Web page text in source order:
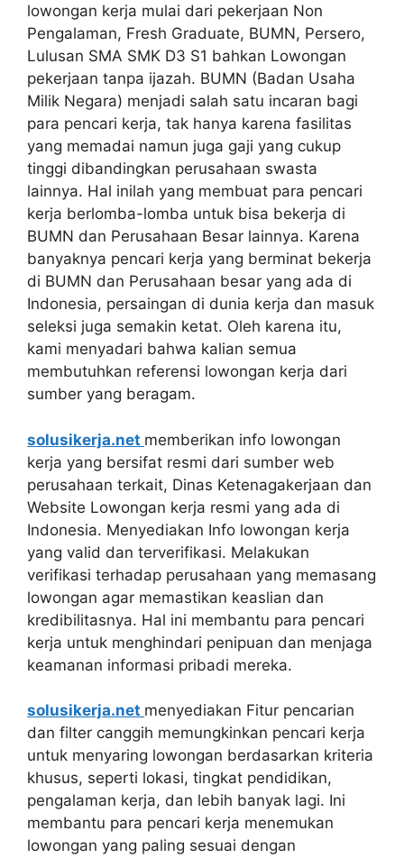
lowongan kerja mulai dari pekerjaan Non
Pengalaman, Fresh Graduate, BUMN, Persero,
Lulusan SMA SMK D3 S1 bahkan Lowongan
pekerjaan tanpa ijazah. BUMN (Badan Usaha
Milik Negara) menjadi salah satu incaran bagi
para pencari kerja, tak hanya karena fasilitas
yang memadai namun juga gaji yang cukup
tinggi dibandingkan perusahaan swasta
lainnya. Hal inilah yang membuat para pencari
kerja berlomba-lomba untuk bisa bekerja di
BUMN dan Perusahaan Besar lainnya. Karena
banyaknya pencari kerja yang berminat bekerja
di BUMN dan Perusahaan besar yang ada di
Indonesia, persaingan di dunia kerja dan masuk
seleksi juga semakin ketat. Oleh karena itu,
kami menyadari bahwa kalian semua
membutuhkan referensi lowongan kerja dari
sumber yang beragam.
solusikerja.net memberikan info lowongan
kerja yang bersifat resmi dari sumber web
perusahaan terkait, Dinas Ketenagakerjaan dan
Website Lowongan kerja resmi yang ada di
Indonesia. Menyediakan Info lowongan kerja
yang valid dan terverifikasi. Melakukan
verifikasi terhadap perusahaan yang memasang
lowongan agar memastikan keaslian dan
kredibilitasnya. Hal ini membantu para pencari
kerja untuk menghindari penipuan dan menjaga
keamanan informasi pribadi mereka.
solusikerja.net menyediakan Fitur pencarian
dan filter canggih memungkinkan pencari kerja
untuk menyaring lowongan berdasarkan kriteria
khusus, seperti lokasi, tingkat pendidikan,
pengalaman kerja, dan lebih banyak lagi. Ini
membantu para pencari kerja menemukan
lowongan yang paling sesuai dengan